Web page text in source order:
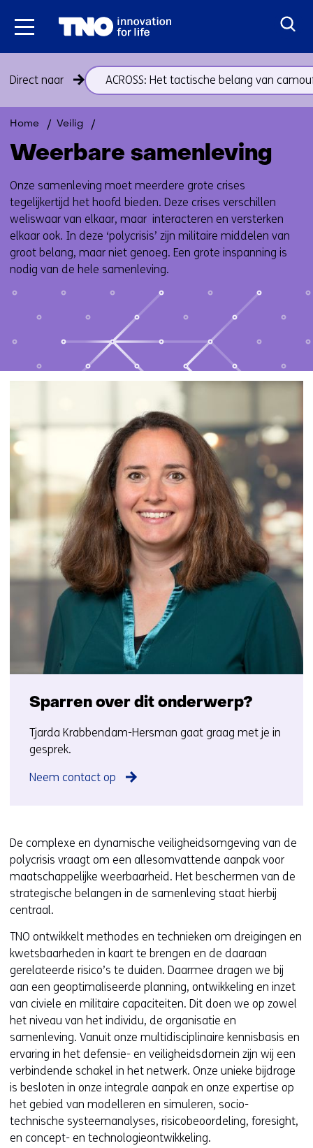
Ga
Sla
navigatie
thema
samenleving)
Direct naar ACROSS: Het tactische belang van
navigatie
onder
thema
Weerbare
samenleving)
Home Veilig
Weerbare samenleving
Onze samenleving moet meerdere grote crises
tegelijkertijd het hoofd bieden. Deze crises verschillen
weliswaar van elkaar, maar interacteren en versterken
elkaar ook. In deze ‘polycrisis’ zijn militaire middelen van
groot belang, maar niet genoeg. Een grote inspanning is
nodig van de hele samenleving.
Sparren over dit onderwerp?
Tjarda Krabbendam-Hersman gaat graag met je in
gesprek.
Neem contact op
De complexe en dynamische veiligheidsomgeving van de
polycrisis vraagt om een allesomvattende aanpak voor
maatschappelijke weerbaarheid. Het beschermen van de
strategische belangen in de samenleving staat hierbij
centraal.
TNO ontwikkelt methodes en technieken om dreigingen en
kwetsbaarheden in kaart te brengen en de daaraan
gerelateerde risico’s te duiden. Daarmee dragen we bij
aan een geoptimaliseerde planning, ontwikkeling en inzet
van civiele en militaire capaciteiten. Dit doen we op zowel
het niveau van het individu, de organisatie en
samenleving. Vanuit onze multidisciplinaire kennisbasis en
ervaring in het defensie- en veiligheidsdomein zijn wij een
verbindende schakel in het netwerk. Onze unieke bijdrage
is besloten in onze integrale aanpak en onze expertise op
het gebied van modelleren en simuleren, socio-
technische systeemanalyses, risicobeoordeling, foresight,
en concept- en technologieontwikkeling.